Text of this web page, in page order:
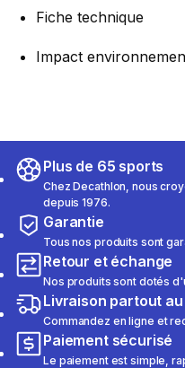
Fiche technique
Impact
Plus de 65 sports
Chez Decathlon, nous
depuis 1976.
Garantie
Tous nos produits sont
Retour et échange
Nos produits sont dotés
Livraison partout
Commandez en ligne et
Paiement sécurisé
Le paiement est simple,